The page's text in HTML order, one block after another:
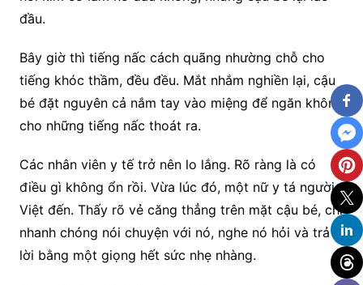
đầu.
Bây giờ thì tiếng nấc cách quãng nhường chỗ cho
tiếng khóc thầm, đều đều. Mắt nhắm nghiền lại, cậu
bé đặt nguyên cả nắm tay vào miệng để ngăn không
cho những tiếng nấc thoát ra.
Các nhân viên y tế trở nên lo lắng. Rõ ràng là có
điều gì không ổn rồi. Vừa lúc đó, một nữ y tá người
Việt đến. Thấy rõ vẻ căng thẳng trên mặt cậu bé, chị
nhanh chóng nói chuyện với nó, nghe nó hỏi và trả
lời bằng một giọng hết sức nhẹ nhàng.